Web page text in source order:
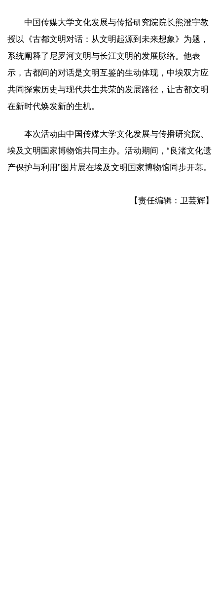
中国传媒大学文化发展与传播研究院院长熊澄宇教
授以《古都文明对话：从文明起源到未来想象》为题，
系统阐释了尼罗河文明与长江文明的发展脉络。他表
示，古都间的对话是文明互鉴的生动体现，中埃双方应
共同探索历史与现代共生共荣的发展路径，让古都文明
在新时代焕发新的生机。
本次活动由中国传媒大学文化发展与传播研究院、
埃及文明国家博物馆共同主办。活动期间，“良渚文化遗
产保护与利用”图片展在埃及文明国家博物馆同步开幕。
【责任编辑：卫芸辉】